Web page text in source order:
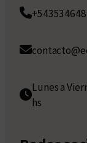
Lunes a
hs